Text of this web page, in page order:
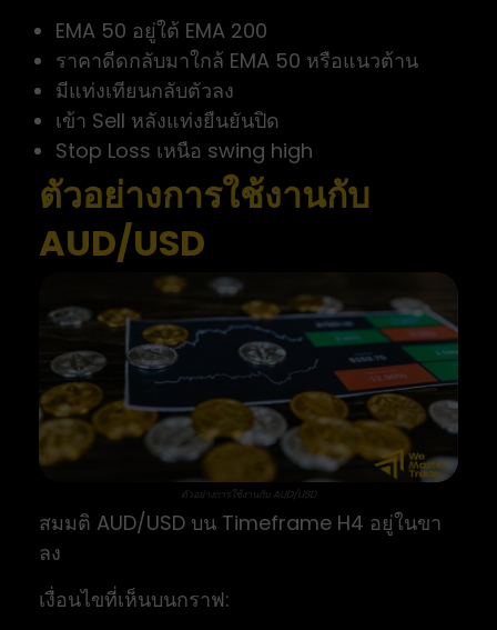
EMA 50 อยู่ใต้ EMA 200
ราคาดีดกลับมาใกล้ EMA 50 หรือแนวต้าน
มีแท่งเทียนกลับตัวลง
เข้า Sell หลังแท่งยืนยันปิด
Stop Loss เหนือ swing high
ตัวอย่างการใช้งานกับ
AUD/USD
ตัวอย่างการใช้งานกับ AUD/USD
สมมติ AUD/USD บน Timeframe H4 อยู่ในขา
ลง
เงื่อนไขที่เห็นบนกราฟ: